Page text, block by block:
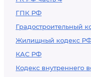
ГПК РФ
Градостроительный
Жилищный кодекс
КАС РФ
Кодекс внутреннего